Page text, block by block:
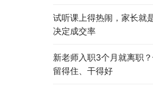
试听课上得热闹，家长就
决定成交率
新老师入职3个月就离职
留得住、干得好